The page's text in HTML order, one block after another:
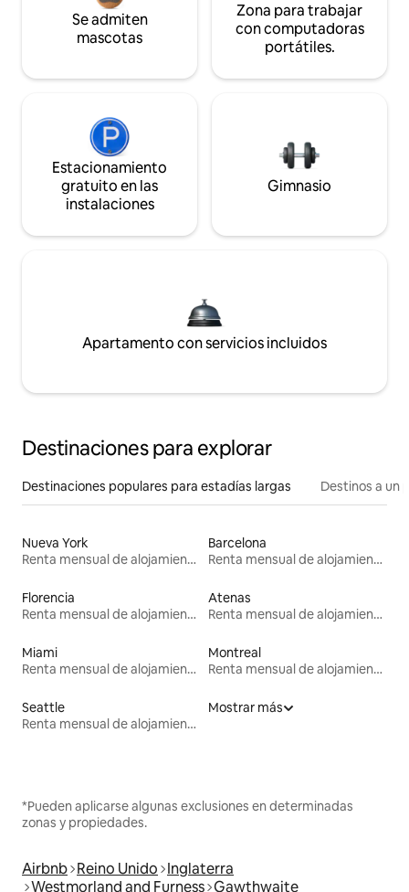
Se admiten
mascotas
Zona para trabajar
con computadoras
portátiles.
Estacionamiento
gratuito en las
instalaciones
Gimnasio
Apartamento con servicios incluidos
Destinaciones para explorar
Destinaciones populares para estadías largas Destinos a un
Nueva York
Renta mensual de alojamientos
Barcelona
Renta mensual de alojamientos
Florencia
Renta mensual de alojamientos
Atenas
Renta mensual de alojamientos
Miami
Renta mensual de alojamientos
Montreal
Renta mensual de alojamientos
Seattle
Renta mensual de alojamientos
Mostrar más
*Pueden aplicarse algunas exclusiones en determinadas
zonas y propiedades.
Airbnb Reino Unido Inglaterra
Westmorland and Furness Gawthwaite